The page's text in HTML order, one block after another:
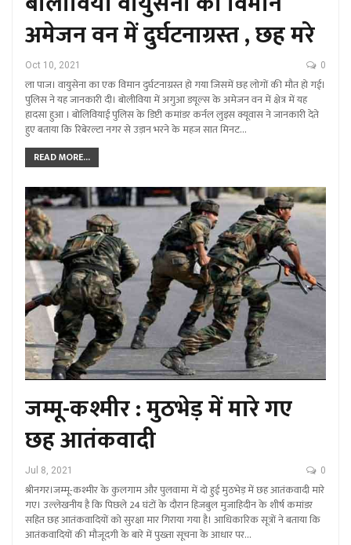
अमेजन वन में दुर्घटनाग्रस्त , छह मरे
Oct 10, 2021 0
ला पाज। वायुसेना का एक विमान दुर्घटनाग्रस्त हो गया जिसमें छह लोगों की मौत हो गई।
पुलिस ने यह जानकारी दी। बोलीविया में अगुआ डयूल्स के अमेजन वन में क्षेत्र में यह
हादसा हुआ । बोलिवियाई पुलिस के डिप्टी कमांडर कर्नल लुइस क्यूवास ने जानकारी देते
हुए बताया कि रिबेरल्टा नगर से उड़ान भरने के महज सात मिनट…
READ MORE...
जम्मू-कश्मीर : मुठभेड़ में मारे गए
छह आतंकवादी
Jul 8, 2021 0
श्रीनगर।जम्मू-कश्मीर के कुलगाम और पुलवामा में दो हुई मुठभेड़ में छह आतंकवादी मारे
गए। उल्लेखनीय है कि पिछले 24 घंटों के दौरान हिजबुल मुजाहिदीन के शीर्ष कमांडर
सहित छह आतंकवादियों को सुरक्षा मार गिराया गया है। आधिकारिक सूत्रों ने बताया कि
आतंकवादियों की मौजूदगी के बारे में पुख्ता सूचना के आधार पर…